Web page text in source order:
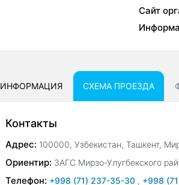
Сайт
ИНФОРМАЦИЯ СХЕМА ПРОЕЗДА
Контакты
Адрес: 100000, Узбекистан, Ташкент,
Ориентир: ЗАГС Мирзо-Улугбекского
Телефон: +998 (71) 237-35-30 , +998